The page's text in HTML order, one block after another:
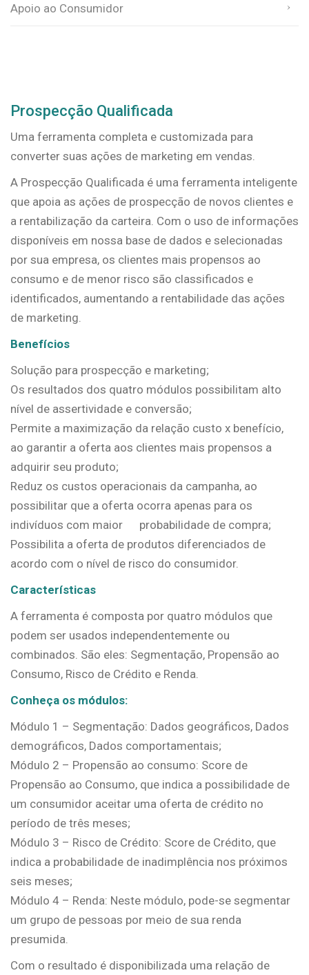
Apoio ao Consumidor
Prospecção Qualificada
Uma ferramenta completa e customizada para
converter suas ações de marketing em vendas.
A Prospecção Qualificada é uma ferramenta inteligente
que apoia as ações de prospecção de novos clientes e
a rentabilização da carteira. Com o uso de informações
disponíveis em nossa base de dados e selecionadas
por sua empresa, os clientes mais propensos ao
consumo e de menor risco são classificados e
identificados, aumentando a rentabilidade das ações
de marketing.
Benefícios
Solução para prospecção e marketing;
Os resultados dos quatro módulos possibilitam alto
nível de assertividade e conversão;
Permite a maximização da relação custo x benefício,
ao garantir a oferta aos clientes mais propensos a
adquirir seu produto;
Reduz os custos operacionais da campanha, ao
possibilitar que a oferta ocorra apenas para os
indivíduos com maior probabilidade de compra;
Possibilita a oferta de produtos diferenciados de
acordo com o nível de risco do consumidor.
Características
A ferramenta é composta por quatro módulos que
podem ser usados independentemente ou
combinados. São eles: Segmentação, Propensão ao
Consumo, Risco de Crédito e Renda.
Conheça os módulos:
Módulo 1 – Segmentação: Dados geográficos, Dados
demográficos, Dados comportamentais;
Módulo 2 – Propensão ao consumo: Score de
Propensão ao Consumo, que indica a possibilidade de
um consumidor aceitar uma oferta de crédito no
período de três meses;
Módulo 3 – Risco de Crédito: Score de Crédito, que
indica a probabilidade de inadimplência nos próximos
seis meses;
Módulo 4 – Renda: Neste módulo, pode-se segmentar
um grupo de pessoas por meio de sua renda
presumida.
Com o resultado é disponibilizada uma relação de